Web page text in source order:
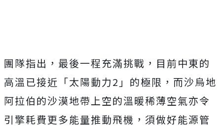
團隊指出，最後一程充滿挑戰，目前中東的
高溫已接近「太陽動力2」的極限，而沙烏地
阿拉伯的沙漠地帶上空的溫暖稀薄空氣亦令
引擎耗費更多能量推動飛機，須做好能源管